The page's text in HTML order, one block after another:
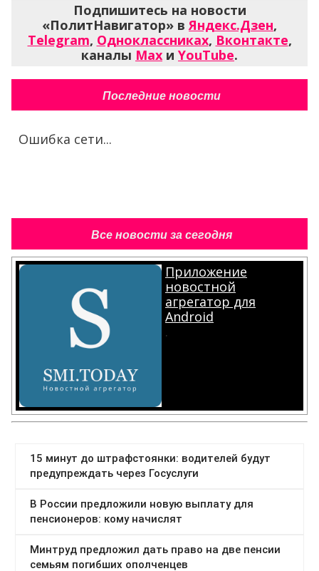
Подпишитесь на новости
«ПолитНавигатор» в Яндекс.Дзен,
Telegram, Одноклассниках, Вконтакте,
каналы Max и YouTube.
Последние новости
Ошибка сети...
Все новости за сегодня
Приложение
новостной
агрегатор для
Android
.